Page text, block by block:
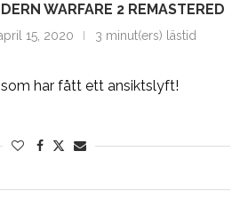
WARFARE 2 REMASTERED
15, 2020 3 minut(ers) lästid
som har fått ett ansiktslyft!